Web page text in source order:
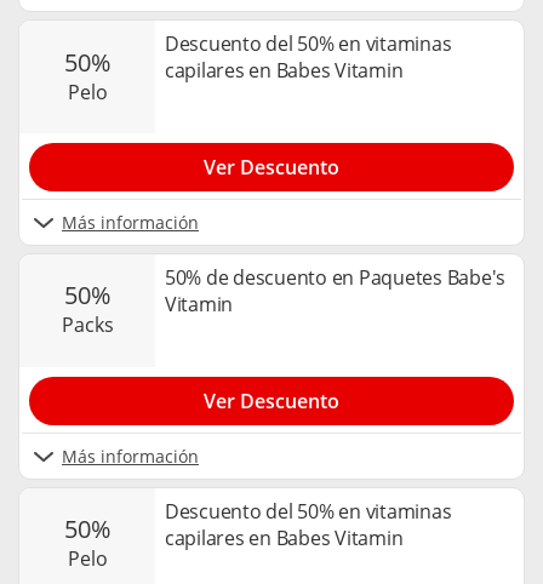
50%
pelo
Descuento del 50% en vitaminas
capilares en Babes Vitamin
Más información
Ver Descuento
50%
packs
50% de descuento en Paquetes Babe's
Vitamin
Más información
Ver Descuento
50%
pelo
Descuento del 50% en vitaminas
capilares en Babes Vitamin